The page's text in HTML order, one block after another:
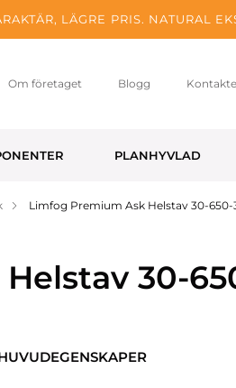
LÄGRE PRIS. NATURAL
Om företaget Blogg
PLANHYVLAD
Limfog Premium Ask Helstav 30-
30-